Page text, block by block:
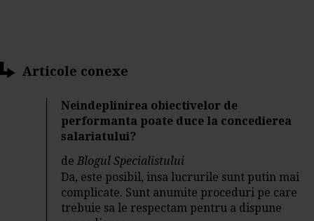
Articole conexe
Neindeplinirea obiectivelor de
performanta poate duce la concedierea
salariatului?
deBlogul Specialistului
Da, este posibil, insa lucrurile sunt putin mai
complicate. Sunt anumite proceduri pe care
trebuie sa le respectam pentru a dispune